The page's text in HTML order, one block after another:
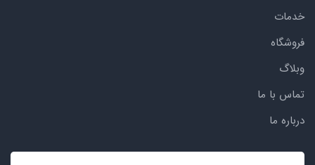
خدمات
فروشگاه
وبلاگ
تماس با ما
درباره ما